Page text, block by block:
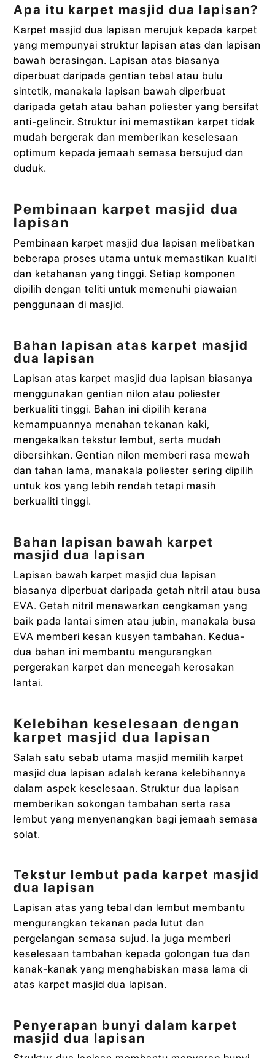
Apa itu karpet masjid dua lapisan?
Karpet masjid dua lapisan merujuk kepada karpet
yang mempunyai struktur lapisan atas dan lapisan
bawah berasingan. Lapisan atas biasanya
diperbuat daripada gentian tebal atau bulu
sintetik, manakala lapisan bawah diperbuat
daripada getah atau bahan poliester yang bersifat
anti-gelincir. Struktur ini memastikan karpet tidak
mudah bergerak dan memberikan keselesaan
optimum kepada jemaah semasa bersujud dan
duduk.
Pembinaan karpet masjid dua
lapisan
Pembinaan karpet masjid dua lapisan melibatkan
beberapa proses utama untuk memastikan kualiti
dan ketahanan yang tinggi. Setiap komponen
dipilih dengan teliti untuk memenuhi piawaian
penggunaan di masjid.
Bahan lapisan atas karpet masjid
dua lapisan
Lapisan atas karpet masjid dua lapisan biasanya
menggunakan gentian nilon atau poliester
berkualiti tinggi. Bahan ini dipilih kerana
kemampuannya menahan tekanan kaki,
mengekalkan tekstur lembut, serta mudah
dibersihkan. Gentian nilon memberi rasa mewah
dan tahan lama, manakala poliester sering dipilih
untuk kos yang lebih rendah tetapi masih
berkualiti tinggi.
Bahan lapisan bawah karpet
masjid dua lapisan
Lapisan bawah karpet masjid dua lapisan
biasanya diperbuat daripada getah nitril atau busa
EVA. Getah nitril menawarkan cengkaman yang
baik pada lantai simen atau jubin, manakala busa
EVA memberi kesan kusyen tambahan. Kedua-
dua bahan ini membantu mengurangkan
pergerakan karpet dan mencegah kerosakan
lantai.
Kelebihan keselesaan dengan
karpet masjid dua lapisan
Salah satu sebab utama masjid memilih karpet
masjid dua lapisan adalah kerana kelebihannya
dalam aspek keselesaan. Struktur dua lapisan
memberikan sokongan tambahan serta rasa
lembut yang menyenangkan bagi jemaah semasa
solat.
Tekstur lembut pada karpet masjid
dua lapisan
Lapisan atas yang tebal dan lembut membantu
mengurangkan tekanan pada lutut dan
pergelangan semasa sujud. Ia juga memberi
keselesaan tambahan kepada golongan tua dan
kanak-kanak yang menghabiskan masa lama di
atas karpet masjid dua lapisan.
Penyerapan bunyi dalam karpet
masjid dua lapisan